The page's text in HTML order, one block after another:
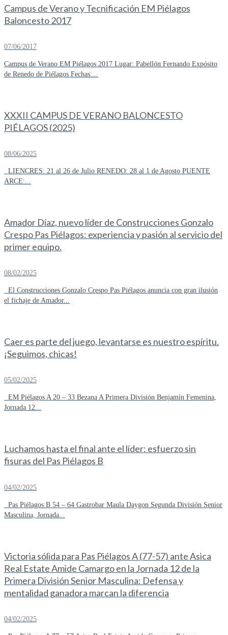
Campus de Verano y Tecnificación EM Piélagos
Baloncesto 2017
07/06/2017
Campus de Verano EM Piélagos 2017 Lugar: Pabellón Fernando Expósito
de Renedo de Piélagos Fechas:...
XXXII CAMPUS DE VERANO BALONCESTO
PIÉLAGOS (2025)
08/06/2025
LIENCRES: 21 al 26 de Julio RENEDO: 28 al 1 de Agosto PUENTE
ARCE:...
Amador Díaz, nuevo líder de Construcciones Gonzalo
Crespo Pas Piélagos: experiencia y pasión al servicio del
primer equipo.
08/02/2025
El Construcciones Gonzalo Crespo Pas Piélagos anuncia con gran ilusión
el fichaje de Amador...
Caer es parte del juego, levantarse es nuestro espíritu.
¡Seguimos, chicas!
05/02/2025
EM Piélagos A 20 – 33 Bezana A Primera División Benjamín Femenina,
Jornada 12...
Luchamos hasta el final ante el líder: esfuerzo sin
fisuras del Pas Piélagos B
04/02/2025
Pas Piélagos B 54 – 64 Gastrobar Maula Daygon Segunda División Senior
Masculina, Jornada...
Victoria sólida para Pas Piélagos A (77-57) ante Asica
Real Estate Amide Camargo en la Jornada 12 de la
Primera División Senior Masculina: Defensa y
mentalidad ganadora marcan la diferencia
04/02/2025